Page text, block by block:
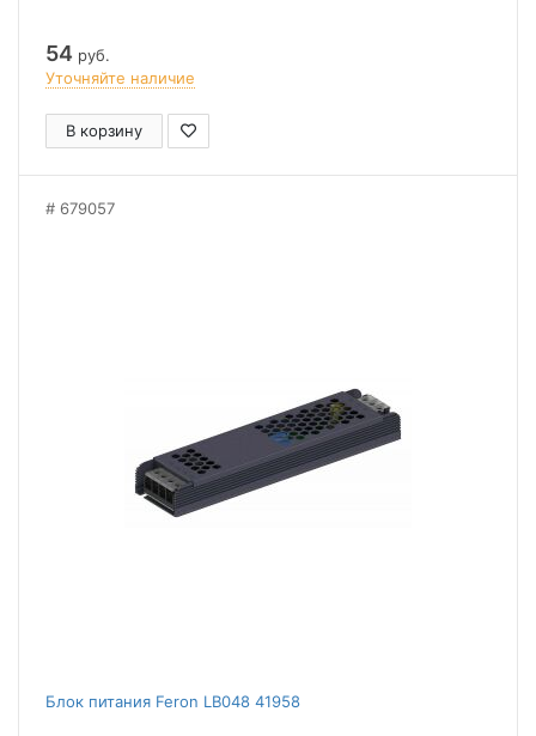
54 руб.
Уточняйте наличие
В корзину
679057
Блок питания Feron LB048 41958